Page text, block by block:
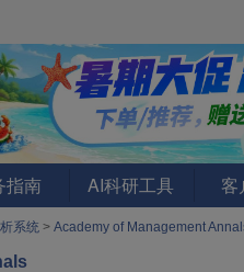
指南 AI科研工具 客
系统 > Academy of Management